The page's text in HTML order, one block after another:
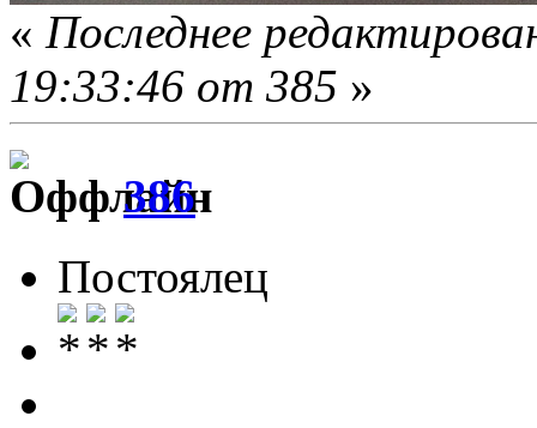
« Последнее
19:33:46 от 385 »
386
Постоялец